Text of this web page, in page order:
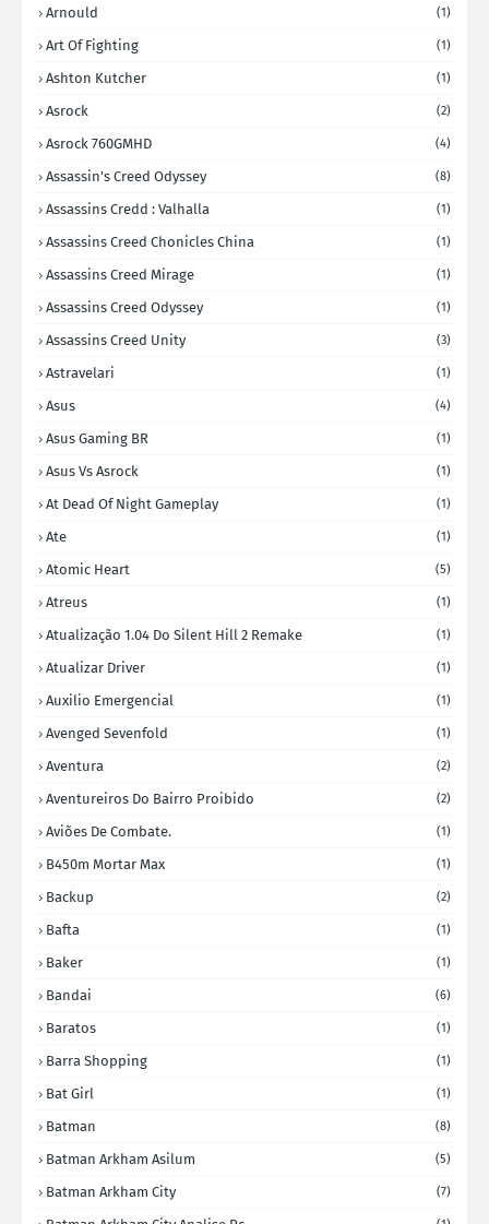
Arnould (1)
Art Of Fighting (1)
Ashton Kutcher (1)
Asrock (2)
Asrock 760GMHD (4)
Assassin's Creed Odyssey (8)
Assassins Credd : Valhalla (1)
Assassins Creed Chonicles China (1)
Assassins Creed Mirage (1)
Assassins Creed Odyssey (1)
Assassins Creed Unity (3)
Astravelari (1)
Asus (4)
Asus Gaming BR (1)
Asus Vs Asrock (1)
At Dead Of Night Gameplay (1)
Ate (1)
Atomic Heart (5)
Atreus (1)
Atualização 1.04 Do Silent Hill 2 Remake (1)
Atualizar Driver (1)
Auxilio Emergencial (1)
Avenged Sevenfold (1)
Aventura (2)
Aventureiros Do Bairro Proibido (2)
Aviões De Combate. (1)
B450m Mortar Max (1)
Backup (2)
Bafta (1)
Baker (1)
Bandai (6)
Baratos (1)
Barra Shopping (1)
Bat Girl (1)
Batman (8)
Batman Arkham Asilum (5)
Batman Arkham City (7)